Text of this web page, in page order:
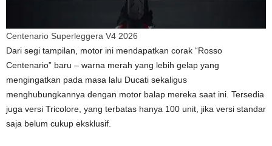
Centenario Superleggera V4 2026
Dari segi tampilan, motor ini mendapatkan corak “Rosso
Centenario” baru – warna merah yang lebih gelap yang
mengingatkan pada masa lalu Ducati sekaligus
menghubungkannya dengan motor balap mereka saat ini. Tersedia
juga versi Tricolore, yang terbatas hanya 100 unit, jika versi standar
saja belum cukup eksklusif.